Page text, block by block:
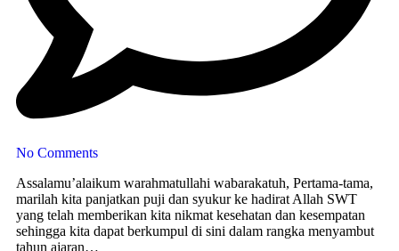
No Comments
Assalamu’alaikum warahmatullahi wabarakatuh, Pertama-tama,
marilah kita panjatkan puji dan syukur ke hadirat Allah SWT
yang telah memberikan kita nikmat kesehatan dan kesempatan
sehingga kita dapat berkumpul di sini dalam rangka menyambut
tahun ajaran…